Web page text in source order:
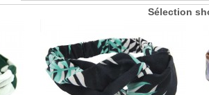
Sélection